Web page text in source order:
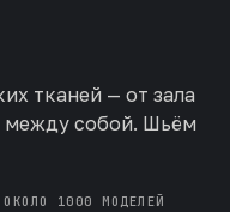
тканей — от зала
между собой. Шьём
1000 МОДЕЛЕЙ